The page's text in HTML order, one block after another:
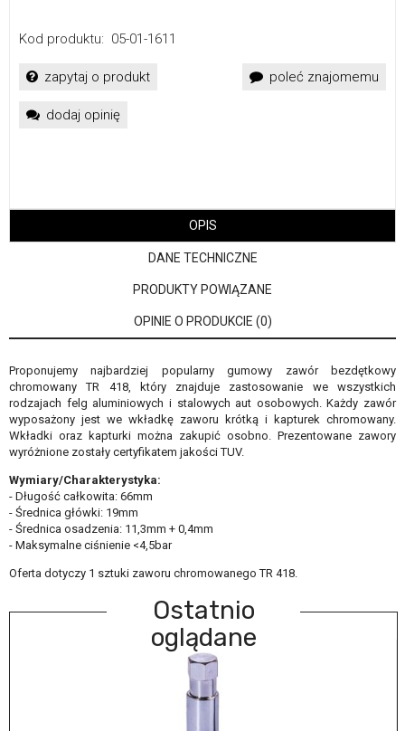
Kod produktu: 05-01-1611
zapytaj o produkt poleć znajomemu
dodaj opinię
OPIS
DANE TECHNICZNE
PRODUKTY POWIĄZANE
OPINIE O PRODUKCIE (0)
Proponujemy najbardziej popularny gumowy zawór bezdętkowy
chromowany TR 418, który znajduje zastosowanie we wszystkich
rodzajach felg aluminiowych i stalowych aut osobowych. Każdy zawór
wyposażony jest we wkładkę zaworu krótką i kapturek chromowany.
Wkładki oraz kapturki można zakupić osobno. Prezentowane zawory
wyróżnione zostały certyfikatem jakości TUV.
Wymiary/Charakterystyka:
- Długość całkowita: 66mm
- Średnica główki: 19mm
- Średnica osadzenia: 11,3mm + 0,4mm
- Maksymalne ciśnienie <4,5bar
Oferta dotyczy 1 sztuki zaworu chromowanego TR 418.
Ostatnio
oglądane